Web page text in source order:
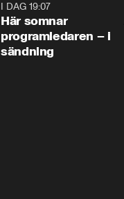
I DAG 19:07
Här somnar
programledaren – i
sändning